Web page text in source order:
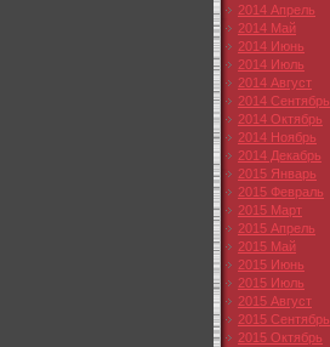
2014 Апрель
2014 Май
2014 Июнь
2014 Июль
2014 Август
2014 Сентябрь
2014 Октябрь
2014 Ноябрь
2014 Декабрь
2015 Январь
2015 Февраль
2015 Март
2015 Апрель
2015 Май
2015 Июнь
2015 Июль
2015 Август
2015 Сентябрь
2015 Октябрь